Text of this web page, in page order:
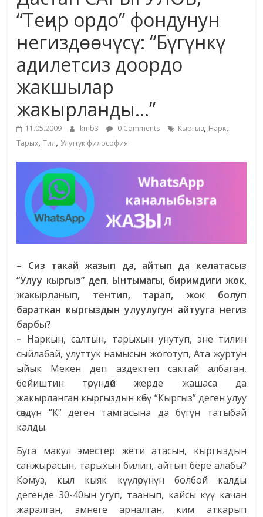
маданияты
жана
адабияты
“Теңир ордо” фондунун
негиздөөчүсү: “Бүгүнкү
адилетсиз доордо
жакшылар
жакырланды…”
11.05.2009 kmb3 0 Comments Кыргыз, Нарк,
Тарых,Тил, Улуттук философия
– Сиз такай жазып да, айтып да келатасыз
“Улуу кыргыз” деп. Ынтымагы, биримдиги жок,
жакырланып, тентип, тарап, жок болуп
бараткан кыргыздын улуулугун айтууга негиз
барбы?
– Наркын, салтын, тарыхын унутуп, эне тилин
сыйлабай, улуттук намысын жоготуп, Ата журтун
ыйык Мекен деп аздектеп сактай албаган,
бейиштин төрүндөй жерде жашаса да
жакырланган кыргыздын көбү “Кыргыз” деген улуу
сөздүн “К” деген тамгасына да бүгүн татыбай
калды.
Буга макул эместер жети атасын, кыргыздын
санжырасын, тарыхын билип, айтып бере алабы?
Комуз, кыл кыяк күүлөрүнүн болбой калды
дегенде 30-40ын угуп, таанып, кайсы күү качан
жаралган, эмнеге арналган, ким аткарып